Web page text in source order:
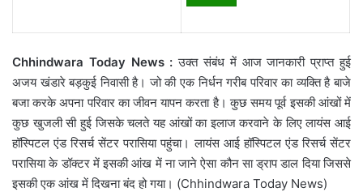
Chhindwara Today News : उक्त संबंध में आज जानकारी प्राप्त हुई
अजय खंडारे बड़कुई निवासी है। जो की एक निर्धन गरीब परिवार का व्यक्ति है बाजे
बजा करके अपना परिवार का जीवन यापन करता है। कुछ समय पूर्व इसकी आंखों में
कुछ खुजली सी हुई जिसके चलते यह आंखों का इलाज करवाने के लिए लायंस आई
हॉस्पिटल एंड रिसर्च सेंटर परासिया पहुंचा। लायंस आई हॉस्पिटल एंड रिसर्च सेंटर
परासिया के डॉक्टर में इसकी आंख में ना जाने ऐसा कौन सा ड्राप डाल दिया जिससे
इसकी एक आंख में दिखना बंद हो गया। (Chhindwara Today News)